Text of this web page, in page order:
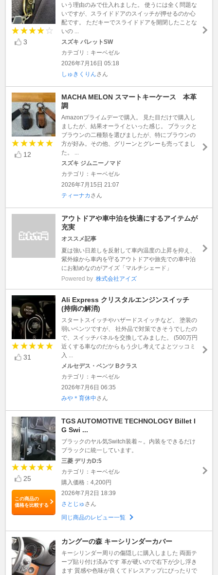
3
いう理由のみで仕入れました。 使うには全く問題な
いですが、スライドドアのスイッチが押せるのか心
配です。 ただキーでスライドドアを開閉したことな
いの ...
スズキ パレットSW
カテゴリ：キーベゼル
2026年7月16日 05:18
しゅきくりんさん
12
MACHA MELON スマートキーケース 本革
調
Amazonプライムデーで購入。 見た目だけで購入し
ましたが、結果オーライといった感じ。 ブラックと
ブラウンの二種類を選びましたが、特にブラウンの
方が好み。その他、グリーンとグレーも売ってまし
た。 ...
スズキ ジムニーノマド
カテゴリ：キーベゼル
2026年7月15日 21:07
ティーナカ さん
アウトドアや車中泊を快適にするアイテムが
充実
オススメ記事
夏は強い日差しを反射して車内温度の上昇を抑え、
紫外線から車内を守るアウトドアや旅先での車中泊
にお勧めなのがアイズ「マルチシェード」
Powered by 株式会社アイズ
31
Ali Express クリスタルエンジンスイッチ
(持病の解消)
スタートスイッチやハザードスイッチなど、 塗装の
弱いベンツですが、 社外品で対策できそうでしたの
で、スイッチパネルを交換してみました。 (500万円
近くする車なのだからもう少し考えてよとツッコミ
入 ...
メルセデス・ベンツ Bクラス
カテゴリ：キーベゼル
2026年7月6日 06:35
みや＊育休中さん
25
この商品の
価格を比較する
TGS AUTOMOTIVE TECHNOLOGY Billet I
G Swi ...
ブラックのヤル気Switch装着～。内装をできるだけ
ブラックに統一しています。
三菱 デリカD:5
カテゴリ：キーベゼル
購入価格：4,200円
2026年7月2日 18:39
さとじゅさん
同じ商品のレビュー一覧
カングーの森 キーシリンダーカバー
キーシリンダー周りの傷隠しに購入しました 両面テ
ープ貼り付け済みです 革が硬いので右下が少し浮き
ます 質感や色味が良くてドレスアップにぴったりで